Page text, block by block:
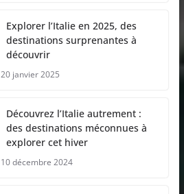
Explorer l’Italie en 2025, des
destinations surprenantes à
découvrir
20 janvier 2025
Découvrez l’Italie autrement :
des destinations méconnues à
explorer cet hiver
10 décembre 2024